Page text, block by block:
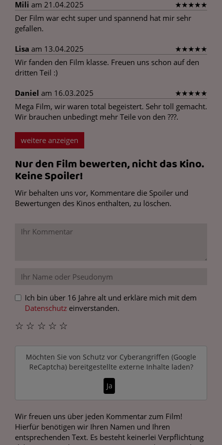
Mili am 21.04.2025 ★★★★★
Der Film war echt super und spannend hat mir sehr
gefallen.
Lisa am 13.04.2025 ★★★★★
Wir fanden den Film klasse. Freuen uns schon auf den
dritten Teil :)
Daniel am 16.03.2025 ★★★★★
Mega Film, wir waren total begeistert. Sehr toll gemacht.
Wir brauchen unbedingt mehr Teile von den ???.
weitere anzeigen
Nur den Film bewerten, nicht das Kino.
Keine Spoiler!
Wir behalten uns vor, Kommentare die Spoiler und
Bewertungen des Kinos enthalten, zu löschen.
Ich bin über 16 Jahre alt und erkläre mich mit dem
Datenschutz einverstanden.
☆
☆
☆
☆
☆
Möchten Sie von Schutz vor Cyberangriffen (Google
ReCaptcha)bereitgestellte externe Inhalte laden?
Ja
Wir freuen uns über jeden Kommentar zum Film!
Hierfür benötigen wir Ihren Namen und Ihren
entsprechenden Text. Es besteht keinerlei Verpflichtung